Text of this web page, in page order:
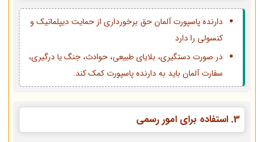
دارنده پاسپورت آلمان حق برخورداری از حمایت دیپلماتیک و
کنسولی را دارد
در صورت دستگیری، بلایای طبیعی، حوادث، جنگ یا درگیری،
سفارت آلمان باید به دارنده پاسپورت کمک کند.
3. استفاده برای امور رسمی